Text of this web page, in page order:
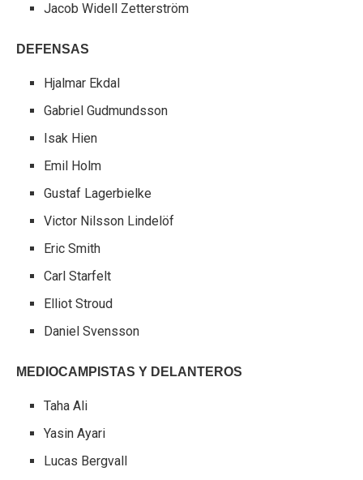
Jacob Widell Zetterström
DEFENSAS
Hjalmar Ekdal
Gabriel Gudmundsson
Isak Hien
Emil Holm
Gustaf Lagerbielke
Victor Nilsson Lindelöf
Eric Smith
Carl Starfelt
Elliot Stroud
Daniel Svensson
MEDIOCAMPISTAS Y DELANTEROS
Taha Ali
Yasin Ayari
Lucas Bergvall